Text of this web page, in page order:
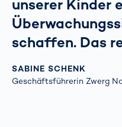
unserer Kinder
schaffen. Das
SABINE SCHENK
Geschäftsführerin Zwerg